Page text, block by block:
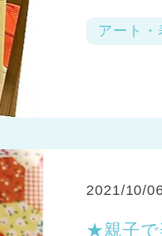
アート・
2021/10/
★親子で